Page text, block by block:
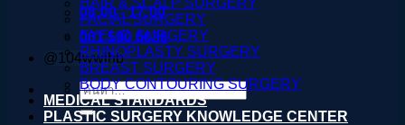
08:00 - 17:00
061 590 6036
@104wwihb
ค้นหา:
HAIR & SCALP SURGERY
FACIAL SURGERY
EYELID SURGERY
RHINOPLASTY SURGERY
BREAST SURGERY
BODY CONTOURING SURGERY
MEDICAL STANDARDS
PLASTIC SURGERY KNOWLEDGE CENTER